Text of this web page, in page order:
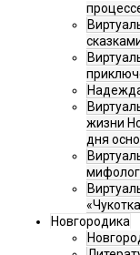
жизни
дня
Новгородика